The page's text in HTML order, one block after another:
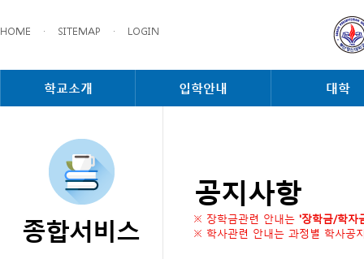
HOME · SITEMAP · LOGIN
학교소개 입학안내 대학
종합서비스
공지사항
※ 장학금관련 안내는 '장학금/학자
※ 학사관련 안내는 과정별 학사공